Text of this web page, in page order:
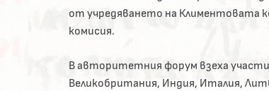
от учредяването на Климентовата
комисия.
В авторитетния форум взеха
Великобритания, Индия, Италия,